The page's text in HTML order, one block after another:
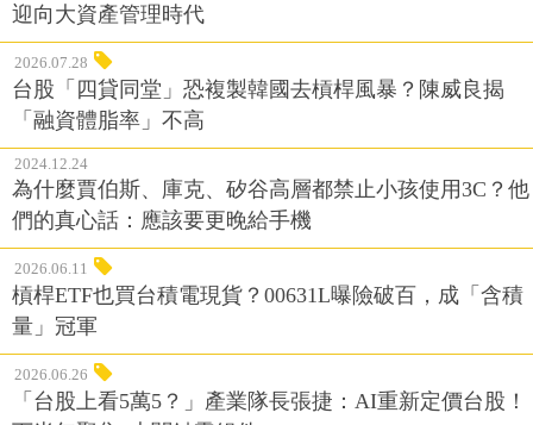
迎向大資產管理時代
2026.07.28
台股「四貸同堂」恐複製韓國去槓桿風暴？陳威良揭
「融資體脂率」不高
2024.12.24
為什麼賈伯斯、庫克、矽谷高層都禁止小孩使用3C？他
們的真心話：應該要更晚給手機
2026.06.11
槓桿ETF也買台積電現貨？00631L曝險破百，成「含積
量」冠軍
2026.06.26
「台股上看5萬5？」產業隊長張捷：AI重新定價台股！